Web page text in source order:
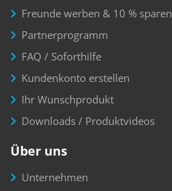
Freunde werben & 10 % sparen
Partnerprogramm
FAQ / Soforthilfe
Kundenkonto erstellen
Ihr Wunschprodukt
Downloads / Produktvideos
Über uns
Unternehmen